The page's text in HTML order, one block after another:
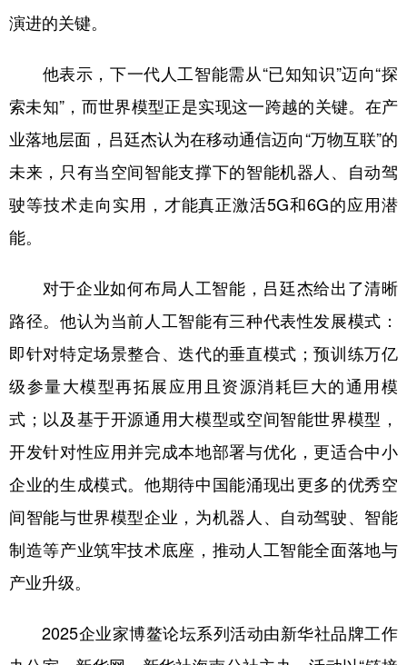
演进的关键。
他表示，下一代人工智能需从“已知知识”迈向“探
索未知”，而世界模型正是实现这一跨越的关键。在产
业落地层面，吕廷杰认为在移动通信迈向“万物互联”的
未来，只有当空间智能支撑下的智能机器人、自动驾
驶等技术走向实用，才能真正激活5G和6G的应用潜
能。
对于企业如何布局人工智能，吕廷杰给出了清晰
路径。他认为当前人工智能有三种代表性发展模式：
即针对特定场景整合、迭代的垂直模式；预训练万亿
级参量大模型再拓展应用且资源消耗巨大的通用模
式；以及基于开源通用大模型或空间智能世界模型，
开发针对性应用并完成本地部署与优化，更适合中小
企业的生成模式。他期待中国能涌现出更多的优秀空
间智能与世界模型企业，为机器人、自动驾驶、智能
制造等产业筑牢技术底座，推动人工智能全面落地与
产业升级。
2025企业家博鳌论坛系列活动由新华社品牌工作